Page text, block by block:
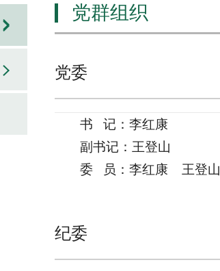
党群组织
党委
书 记：李红康
副书记： 王登山
委 员：李红康 王登山
纪委